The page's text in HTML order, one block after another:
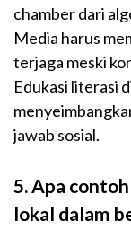
chamber dari
Media harus
terjaga meski
Edukasi literasi
jawab sosial.
5. Apa
lokal dalam